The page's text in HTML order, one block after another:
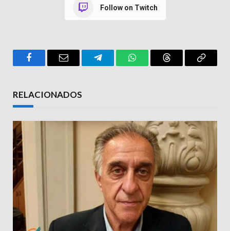
Follow on Twitch
FacebookEmail TelegramWhatsAppThreads Copy
RELACIONADOS